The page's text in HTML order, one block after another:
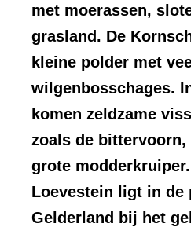
met moerassen,
grasland. De
kleine polder met
wilgenbosschages.
komen zeldzame
zoals de bittervoorn,
grote
Loevestein ligt in de
Gelderland bij het